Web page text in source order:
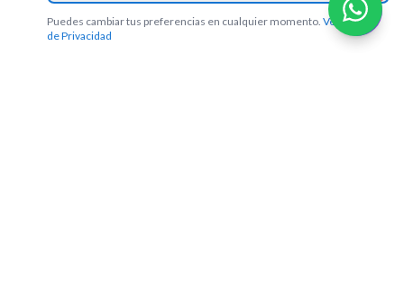
Puedes cambiar tus preferencias en cualquier momento. Ver Política
de Privacidad